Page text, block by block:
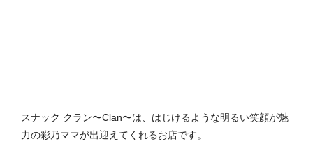
スナック クラン〜Clan〜は、はじけるような明るい笑顔が魅
力の彩乃ママが出迎えてくれるお店です。